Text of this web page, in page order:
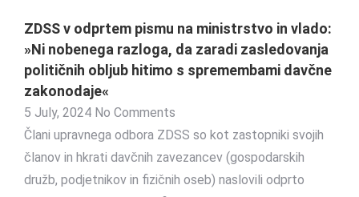
ZDSS v odprtem pismu na ministrstvo in vlado:
»Ni nobenega razloga, da zaradi zasledovanja
političnih obljub hitimo s spremembami davčne
zakonodaje«
5 July, 2024 No Comments
Člani upravnega odbora ZDSS so kot zastopniki svojih
članov in hkrati davčnih zavezancev (gospodarskih
družb, podjetnikov in fizičnih oseb) naslovili odprto